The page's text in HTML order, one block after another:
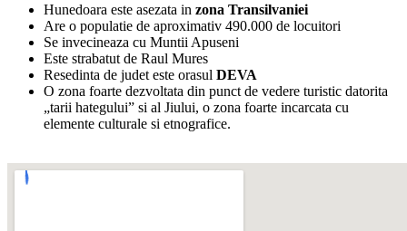
Hunedoara este asezata in zona Transilvaniei
Are o populatie de aproximativ 490.000 de locuitori
Se invecineaza cu Muntii Apuseni
Este strabatut de Raul Mures
Resedinta de judet este orasul DEVA
O zona foarte dezvoltata din punct de vedere turistic datorita
„tarii hategului” si al Jiului, o zona foarte incarcata cu
elemente culturale si etnografice.